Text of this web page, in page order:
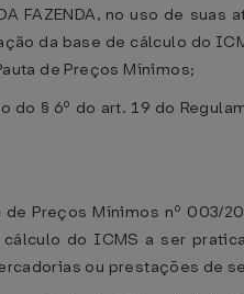
FAZENDA, no uso de
da base de cálculo do
de Preços Mínimos;
do § 6º do art. 19 do
de Preços Mínimos nº
do ICMS a ser
ou prestações de